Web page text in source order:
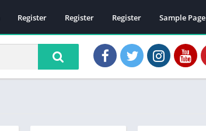
Register Register Register Sample Page